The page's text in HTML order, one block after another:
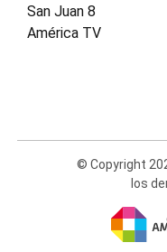
San Juan 8
América TV
© Copyright
los